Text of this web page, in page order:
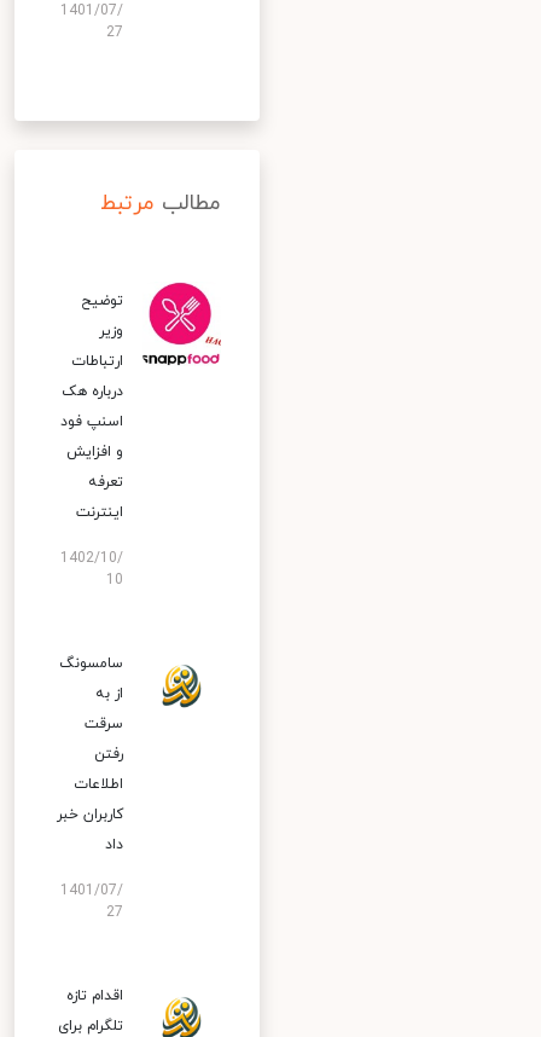
1401/07/
27
مطالب مرتبط
توضیح
وزیر
ارتباطات
درباره هک
اسنپ‌ فود
و افزایش
تعرفه
اینترنت
1402/10/
10
سامسونگ
از به
سرقت
رفتن
اطلاعات
کاربران خبر
داد
1401/07/
27
اقدام تازه
تلگرام برای